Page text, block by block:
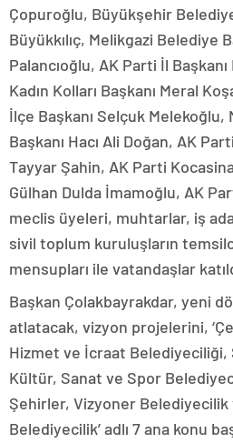
Çopuroğlu, Büyükşehir
Büyükkılıç, Melikgazi Belediye
Palancıoğlu, AK Parti İl
Kadın Kolları Başkanı Meral
İlçe Başkanı Selçuk Melekoğlu,
Başkanı Hacı Ali Doğan, AK
Tayyar Şahin, AK Parti
Gülhan Dulda İmamoğlu, AK
meclis üyeleri, muhtarlar, iş
sivil toplum kuruluşların
mensupları ile vatandaşlar
Başkan Çolakbayrakdar, yeni
atlatacak, vizyon projelerini,
Hizmet ve İcraat Belediyeciliği,
Kültür, Sanat ve Spor
Şehirler, Vizyoner Belediyecilik
Belediyecilik’ adlı 7 ana konu